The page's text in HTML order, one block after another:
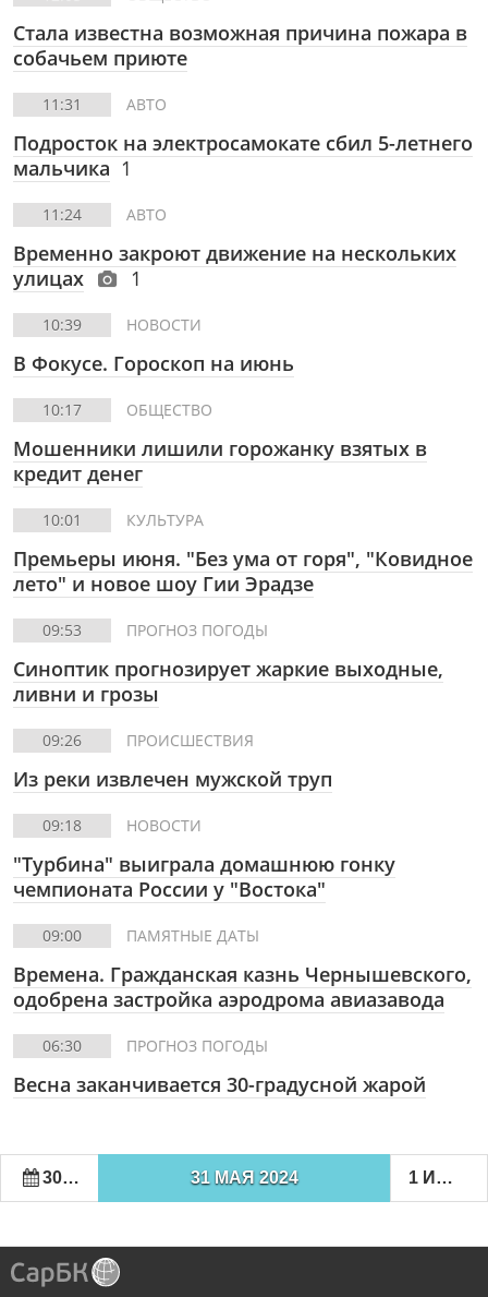
Стала известна возможная причина пожара в
собачьем приюте
11:31 АВТО
Подросток на электросамокате сбил 5-летнего
мальчика 1
11:24 АВТО
Временно закроют движение на нескольких
улицах
1
10:39 НОВОСТИ
В Фокусе. Гороскоп на июнь
10:17 ОБЩЕСТВО
Мошенники лишили горожанку взятых в
кредит денег
10:01 КУЛЬТУРА
Премьеры июня. "Без ума от горя", "Ковидное
лето" и новое шоу Гии Эрадзе
09:53 ПРОГНОЗ ПОГОДЫ
Синоптик прогнозирует жаркие выходные,
ливни и грозы
09:26 ПРОИСШЕСТВИЯ
Из реки извлечен мужской труп
09:18 НОВОСТИ
"Турбина" выиграла домашнюю гонку
чемпионата России у "Востока"
09:00 ПАМЯТНЫЕ ДАТЫ
Времена. Гражданская казнь Чернышевского,
одобрена застройка аэродрома авиазавода
06:30 ПРОГНОЗ ПОГОДЫ
Весна заканчивается 30-градусной жарой
30 МАЯ 2024 31 МАЯ 2024 1 ИЮНЯ 2024